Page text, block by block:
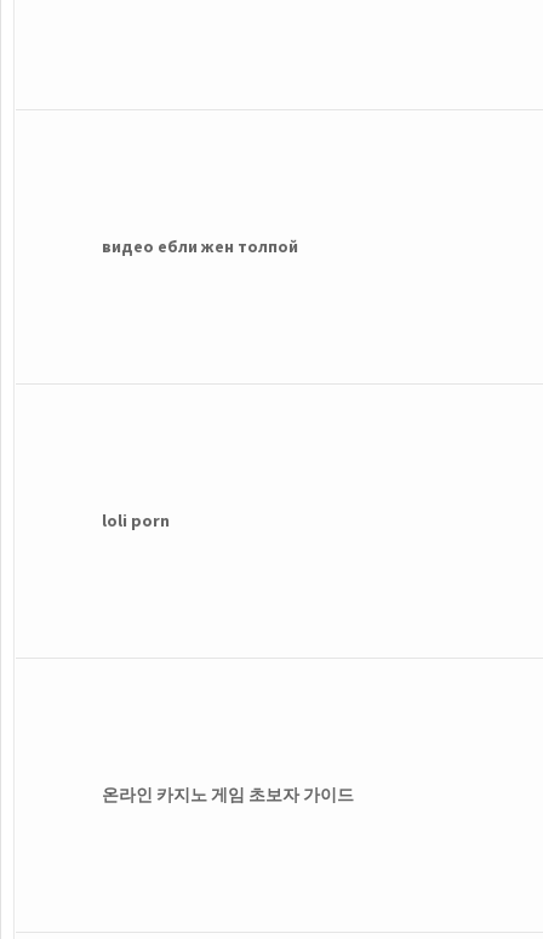
видео ебли жен толпой
loli porn
온라인 카지노 게임 초보자 가이드